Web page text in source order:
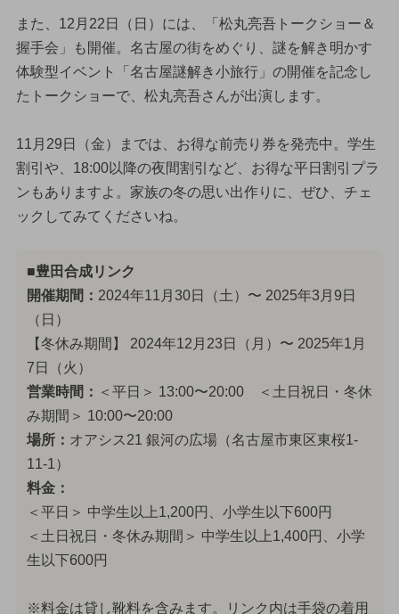
また、12月22日（日）には、「松丸亮吾トークショー＆
握手会」も開催。名古屋の街をめぐり、謎を解き明かす
体験型イベント「名古屋謎解き小旅行」の開催を記念し
たトークショーで、松丸亮吾さんが出演します。
11月29日（金）までは、お得な前売り券を発売中。学生
割引や、18:00以降の夜間割引など、お得な平日割引プラ
ンもありますよ。家族の冬の思い出作りに、ぜひ、チェ
ックしてみてくださいね。
■豊田合成リンク
開催期間： 2024年11月30日（土）〜 2025年3月9日
（日）
【冬休み期間】 2024年12月23日（月）〜 2025年1月
7日（火）
営業時間： ＜平日＞ 13:00〜20:00 ＜土日祝日・冬休
み期間＞ 10:00〜20:00
場所： オアシス21 銀河の広場（名古屋市東区東桜1-
11-1）
料金：
＜平日＞ 中学生以上1,200円、小学生以下600円
＜土日祝日・冬休み期間＞ 中学生以上1,400円、小学
生以下600円
※料金は貸し靴料を含みます。リンク内は手袋の着用